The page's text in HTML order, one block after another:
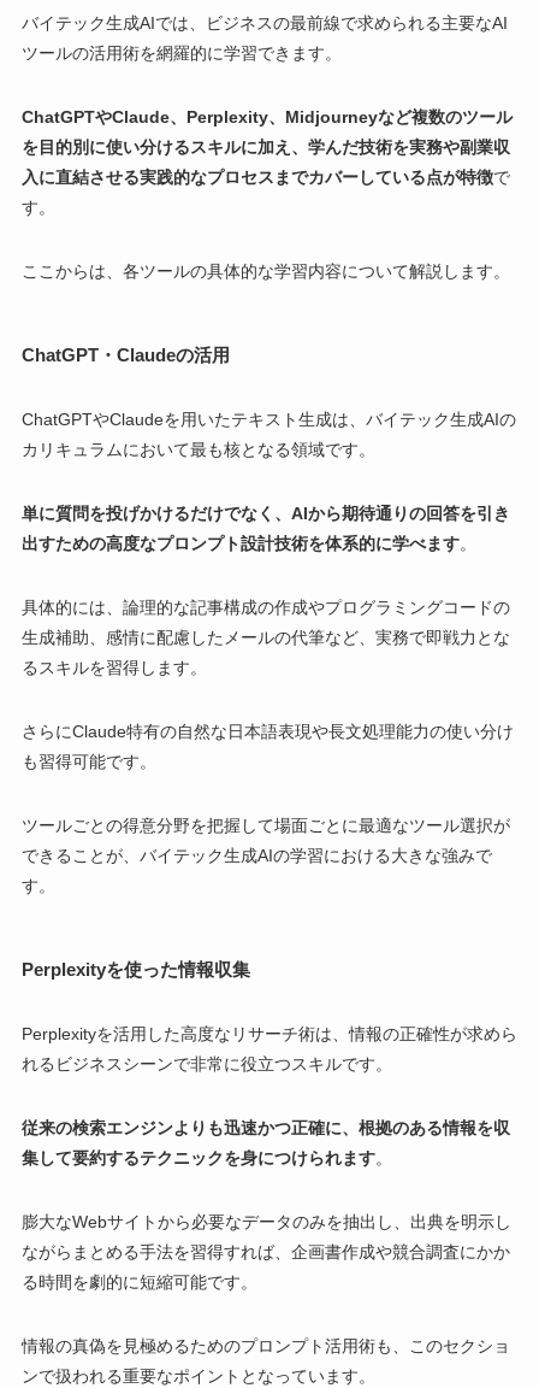
バイテック生成AIでは、ビジネスの最前線で求められる主要なAI
ツールの活用術を網羅的に学習できます。
ChatGPTやClaude、Perplexity、Midjourneyなど複数のツール
を目的別に使い分けるスキルに加え、学んだ技術を実務や副業収
入に直結させる実践的なプロセスまでカバーしている点が特徴で
す。
ここからは、各ツールの具体的な学習内容について解説します。
ChatGPT・Claudeの活用
ChatGPTやClaudeを用いたテキスト生成は、バイテック生成AIの
カリキュラムにおいて最も核となる領域です。
単に質問を投げかけるだけでなく、AIから期待通りの回答を引き
出すための高度なプロンプト設計技術を体系的に学べます。
具体的には、論理的な記事構成の作成やプログラミングコードの
生成補助、感情に配慮したメールの代筆など、実務で即戦力とな
るスキルを習得します。
さらにClaude特有の自然な日本語表現や長文処理能力の使い分け
も習得可能です。
ツールごとの得意分野を把握して場面ごとに最適なツール選択が
できることが、バイテック生成AIの学習における大きな強みで
す。
Perplexityを使った情報収集
Perplexityを活用した高度なリサーチ術は、情報の正確性が求めら
れるビジネスシーンで非常に役立つスキルです。
従来の検索エンジンよりも迅速かつ正確に、根拠のある情報を収
集して要約するテクニックを身につけられます。
膨大なWebサイトから必要なデータのみを抽出し、出典を明示し
ながらまとめる手法を習得すれば、企画書作成や競合調査にかか
る時間を劇的に短縮可能です。
情報の真偽を見極めるためのプロンプト活用術も、このセクショ
ンで扱われる重要なポイントとなっています。